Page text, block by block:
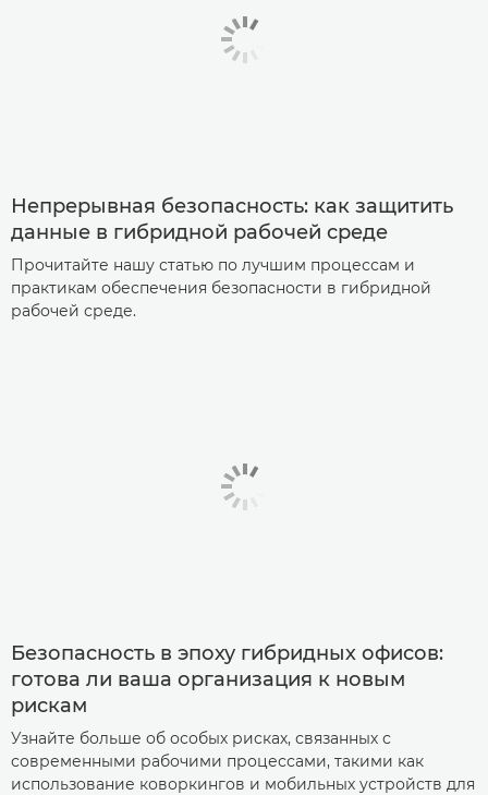
Непрерывная безопасность: как защитить
данные в гибридной рабочей среде
Прочитайте нашу статью по лучшим процессам и
практикам обеспечения безопасности в гибридной
рабочей среде.
Безопасность в эпоху гибридных офисов:
готова ли ваша организация к новым
рискам
Узнайте больше об особых рисках, связанных с
современными рабочими процессами, такими как
использование коворкингов и мобильных устройств для